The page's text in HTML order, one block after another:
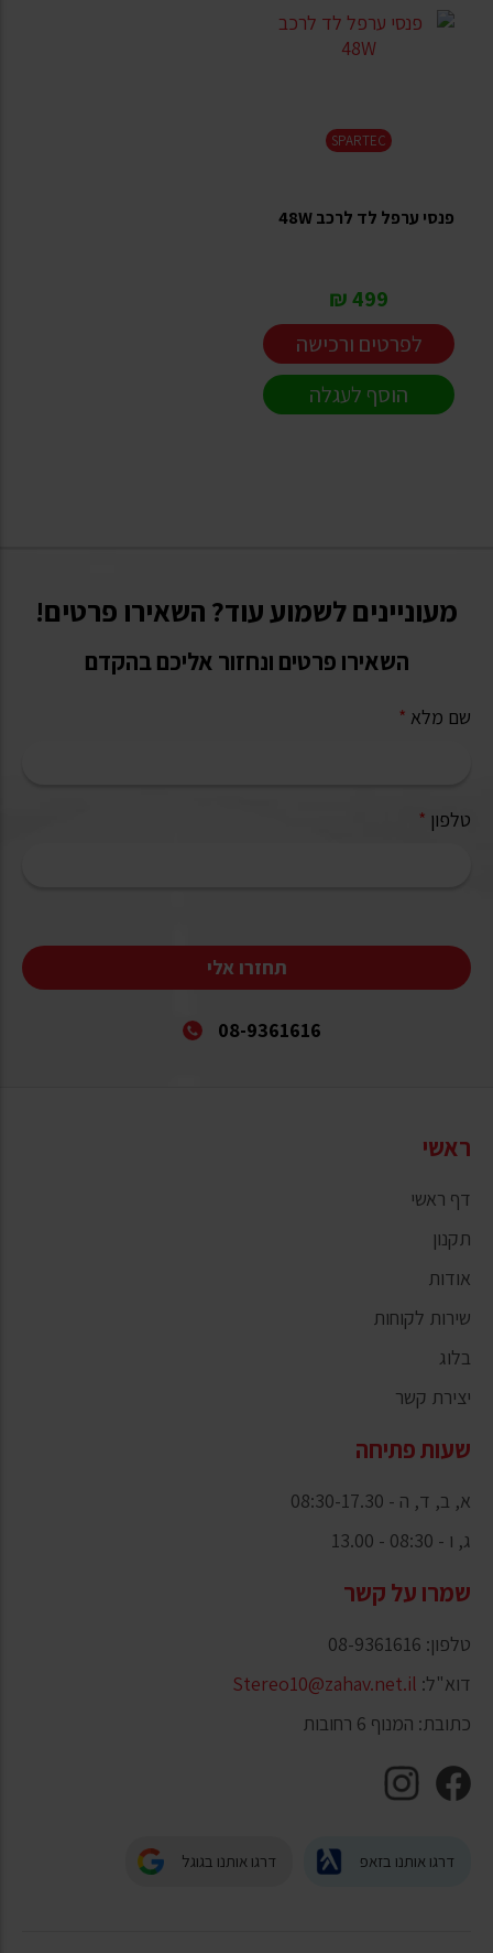
SPARTEC
פנסי ערפל לד לרכב 48W
499 ₪
לפרטים ורכישה
הוסף לעגלה
מעוניינים לשמוע עוד? השאירו פרטים!
השאירו פרטים ונחזור אליכם בהקדם
שם מלא *
טלפון *
תחזרו אלי
08-9361616
ראשי
דף ראשי
תקנון
אודות
שירות לקוחות
בלוג
יצירת קשר
שעות פתיחה
א, ב, ד, ה - 08:30-17.30
ג, ו - 08:30 - 13.00
שמרו על קשר
טלפון: 08-9361616
דוא"ל: Stereo10@zahav.net.il
כתובת: המנוף 6 רחובות
דרגו אותנו בזאפ דרגו אותנו בגוגל